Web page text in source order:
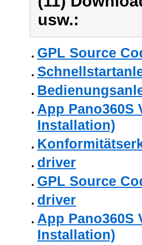
usw.:
GPL Source
App Pano360S
Installation)
driver
GPL Source
driver
App Pano360S
Installation)